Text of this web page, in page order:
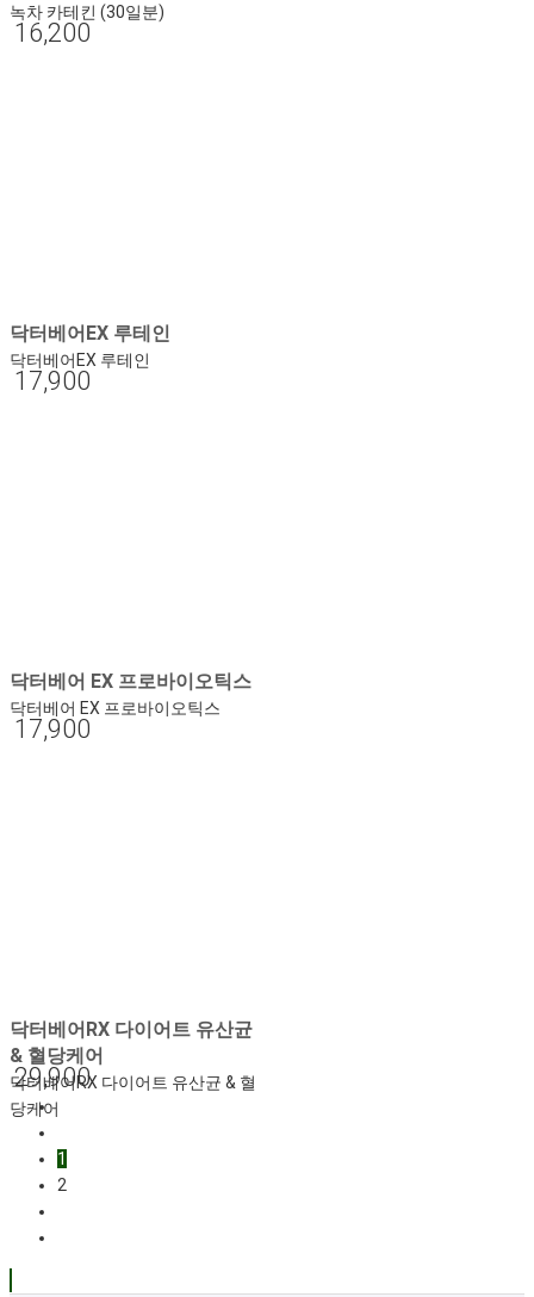
녹차 카테킨 (30일분)
16,200
닥터베어EX 루테인
닥터베어EX 루테인
17,900
닥터베어 EX 프로바이오틱스
닥터베어 EX 프로바이오틱스
17,900
닥터베어RX 다이어트 유산균
& 혈당케어
닥터베어RX 다이어트 유산균 & 혈
당케어
29,900
1
2